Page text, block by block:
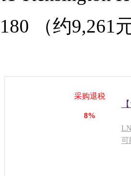
（约9,261
采购退税
8%
可